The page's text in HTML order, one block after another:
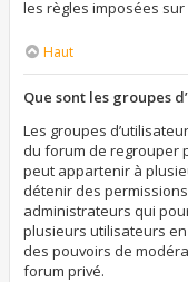
les règles imposées sur
Haut
Que sont les groupes
Les groupes
du forum de regrouper
peut appartenir à
détenir des
administrateurs qui
plusieurs utilisateurs
des pouvoirs de
forum privé.